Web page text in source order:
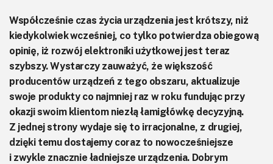
Współcześnie czas życia urządzenia jest krótszy, niż
kiedykolwiek wcześniej, co tylko potwierdza obiegową
opinię, iż rozwój elektroniki użytkowej jest teraz
szybszy. Wystarczy zauważyć, że większość
producentów urządzeń z tego obszaru, aktualizuje
swoje produkty co najmniej raz w roku fundując przy
okazji swoim klientom niezłą łamigłówkę decyzyjną.
Z jednej strony wydaje się to irracjonalne, z drugiej,
dzięki temu dostajemy coraz to nowocześniejsze
i zwykle znacznie ładniejsze urządzenia. Dobrym